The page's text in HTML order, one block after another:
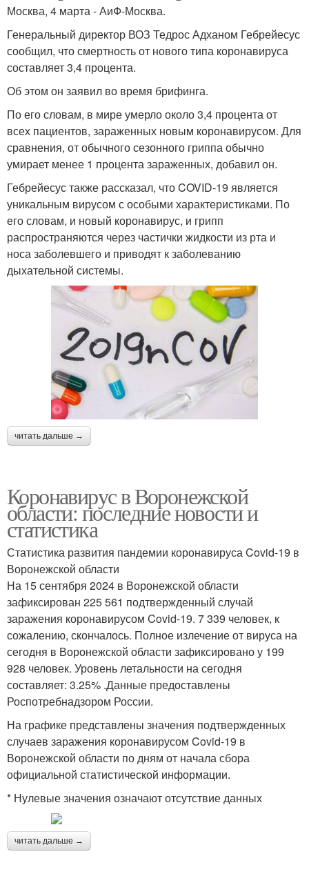
Москва, 4 марта - АиФ-Москва.
Генеральный директор ВОЗ Тедрос Адханом Гебрейесус
сообщил, что смертность от нового типа коронавируса
составляет 3,4 процента.
Об этом он заявил во время брифинга.
По его словам, в мире умерло около 3,4 процента от
всех пациентов, зараженных новым коронавирусом. Для
сравнения, от обычного сезонного гриппа обычно
умирает менее 1 процента зараженных, добавил он.
Гебрейесус также рассказал, что COVID-19 является
уникальным вирусом с особыми характеристиками. По
его словам, и новый коронавирус, и грипп
распространяются через частички жидкости из рта и
носа заболевшего и приводят к заболеванию
дыхательной системы.
читать дальше →
Коронавирус в Воронежской
области: последние новости и
статистика
Статистика развития пандемии коронавируса Covid-19 в
Воронежской области
На 15 сентября 2024 в Воронежской области
зафиксирован 225 561 подтвержденный случай
заражения коронавирусом Covid-19. 7 339 человек, к
сожалению, скончалось. Полное излечение от вируса на
сегодня в Воронежской области зафиксировано у 199
928 человек. Уровень летальности на сегодня
составляет: 3.25% .Данные предоставлены
Роспотребнадзором России.
На графике представлены значения подтвержденных
случаев заражения коронавирусом Covid-19 в
Воронежской области по дням от начала сбора
официальной статистической информации.
* Нулевые значения означают отсутствие данных
читать дальше →